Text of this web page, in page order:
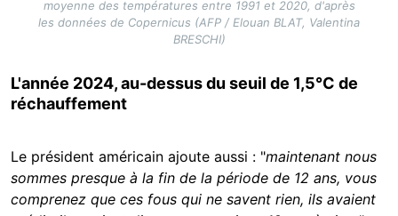
moyenne des températures entre 1991 et 2020, d'après
les données de Copernicus (AFP / Elouan BLAT, Valentina
BRESCHI)
L'année 2024, au-dessus du seuil de 1,5°C de
réchauffement
Le président américain ajoute aussi : "maintenant nous
sommes presque à la fin de la période de 12 ans, vous
comprenez que ces fous qui ne savent rien, ils avaient